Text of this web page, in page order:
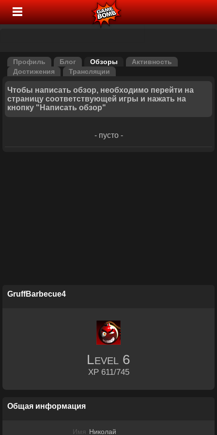
Профиль Блог Обзоры
Активность
Достижения
Трансляции
Чтобы написать обзор, необходимо перейти на
страницу соответствующей игры и нажать на
кнопку "Написать обзор"
- пусто -
GruffBarbecue4
Level 6
XP 611/745
Общая информация
Имя Николай